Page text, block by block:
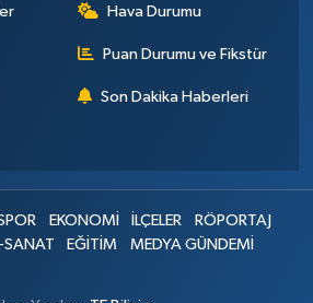
Hava Durumu
Puan Durumu ve Fikstür
Son Dakika Haberleri
EKONOMİ İLÇELER
RÖPORTAJ
SANAT EĞİTİM MEDYA GÜNDEMİ